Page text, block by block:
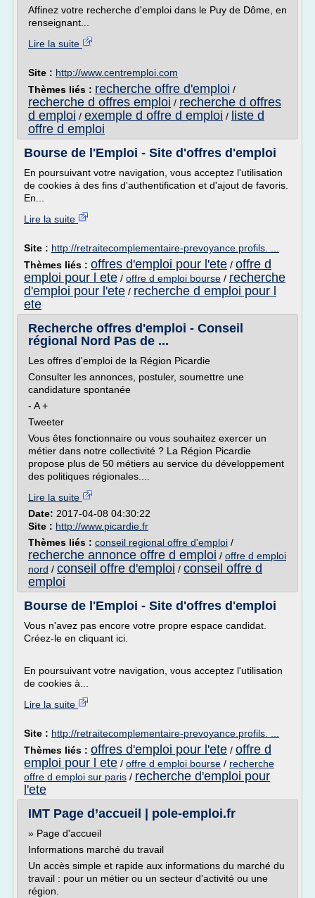
Affinez votre recherche d'emploi dans le Puy de Dôme, en
renseignant...
Lire la suite
Site : http://www.centremploi.com
Thèmes liés : recherche offre d'emploi /
recherche d offres emploi / recherche d offres
d emploi / exemple d offre d emploi / liste d
offre d emploi
Bourse de l'Emploi - Site d'offres d'emploi
En poursuivant votre navigation, vous acceptez l'utilisation
de cookies à des fins d'authentification et d'ajout de favoris.
En...
Lire la suite
Site : http://retraitecomplementaire-prevoyance.profils. ...
Thèmes liés : offres d'emploi pour l'ete / offre d
emploi pour l ete / offre d emploi bourse / recherche
d'emploi pour l'ete / recherche d emploi pour l
ete
Recherche offres d'emploi - Conseil
régional Nord Pas de ...
Les offres d'emploi de la Région Picardie
Consulter les annonces, postuler, soumettre une
candidature spontanée
- A +
Tweeter
Vous êtes fonctionnaire ou vous souhaitez exercer un
métier dans notre collectivité ? La Région Picardie
propose plus de 50 métiers au service du développement
des politiques régionales....
Lire la suite
Date: 2017-04-08 04:30:22
Site : http://www.picardie.fr
Thèmes liés : conseil regional offre d'emploi /
recherche annonce offre d emploi / offre d emploi
nord / conseil offre d'emploi / conseil offre d
emploi
Bourse de l'Emploi - Site d'offres d'emploi
Vous n'avez pas encore votre propre espace candidat.
Créez-le en cliquant ici.
En poursuivant votre navigation, vous acceptez l'utilisation
de cookies à...
Lire la suite
Site : http://retraitecomplementaire-prevoyance.profils. ...
Thèmes liés : offres d'emploi pour l'ete / offre d
emploi pour l ete / offre d emploi bourse / recherche
offre d emploi sur paris / recherche d'emploi pour
l'ete
IMT Page d’accueil | pole-emploi.fr
» Page d'accueil
Informations marché du travail
Un accès simple et rapide aux informations du marché du
travail : pour un métier ou un secteur d'activité ou une
région.